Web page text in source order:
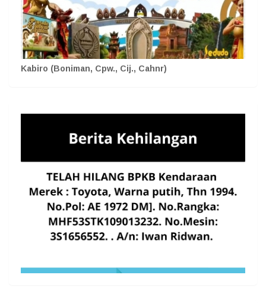
Kabiro (Boniman, Cpw., Cij., Cahnr)